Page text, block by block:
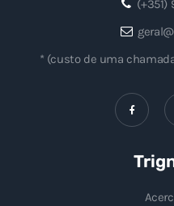
(+351)
* (custo de uma